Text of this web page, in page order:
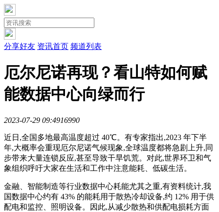
分享好友 资讯首页 频道列表
厄尔尼诺再现？看山特如何赋
能数据中心向绿而行
2023-07-29 09:4916990
近日,全国多地最高温度超过 40℃。有专家指出,2023 年下半
年,大概率会重现厄尔尼诺气候现象,全球温度都将急剧上升,同
步带来大量连锁反应,甚至导致干旱饥荒。对此,世界环卫和气
象组织呼吁大家在生活和工作中注意能耗、低碳生活。
金融、智能制造等行业数据中心耗能尤其之重,有资料统计,我
国数据中心约有 43% 的能耗用于散热冷却设备,约 12% 用于供
配电和监控、照明设备。因此,从减少散热和供配电损耗方面